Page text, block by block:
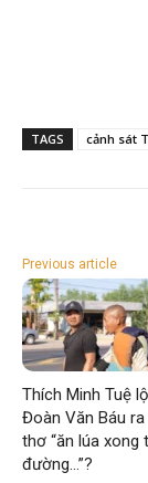
TAGS cảnh sát
Previous article
Thích Minh Tuệ
Đoàn Văn Báu
thơ “ăn lúa xong
đường…”?